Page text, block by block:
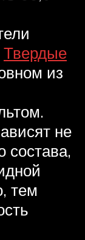
Твердые
из
не
состава,
тем